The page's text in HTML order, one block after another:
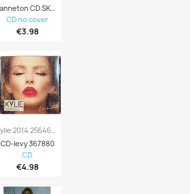
kanneton CD SKU 433953
CD no cover
€3.98
Kylie 2014 2564632807 Kiss Me Once Used CD
CD-levy 367880
CD
€4.98